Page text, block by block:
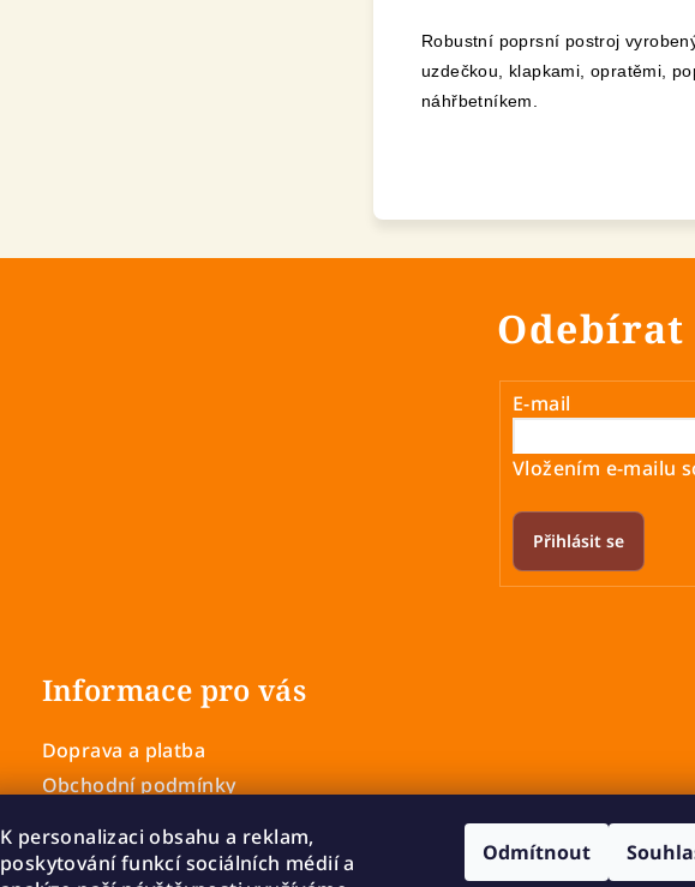
K personalizaci obsahu a reklam,
poskytování funkcí sociálních médií a
Odmítnout
Robustní poprsní postroj
uzdečkou, klapkami, opratěmi,
náhřbetníkem.
E-mail
Vložením e-mailu
Přihlásit se
Informace pro vás
Doprava a platba
Obchodní podmínky
Vrácení a výměna zboží